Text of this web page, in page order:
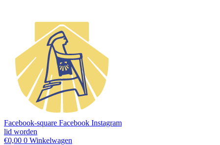
Facebook-square Facebook Instagram
lid worden
€0,00 0 Winkelwagen